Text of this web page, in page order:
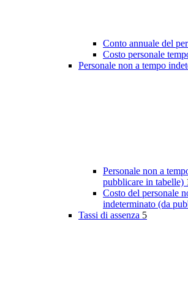
Conto annuale del
Costo personale
Personale non a tempo
Personale non a
pubblicare in tabelle)
Costo del personale
indeterminato (da
Tassi di assenza 5